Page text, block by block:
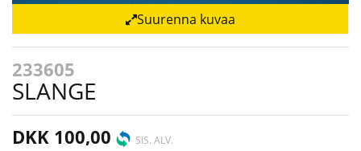
Suurenna kuvaa
233605
SLANGE
DKK 100,00 SIS. ALV.